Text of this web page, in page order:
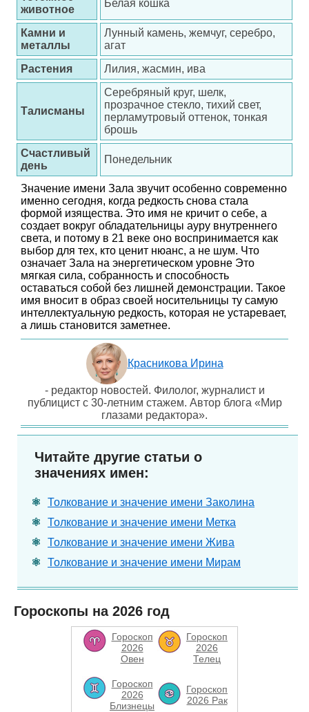
животное
Белая кошка
Камни и
металлы
Лунный камень, жемчуг, серебро,
агат
Растения
Лилия, жасмин, ива
Талисманы
Серебряный круг, шелк,
прозрачное стекло, тихий свет,
перламутровый оттенок, тонкая
брошь
Счастливый
день
Понедельник
Значение имени Зала звучит особенно современно
именно сегодня, когда редкость снова стала
формой изящества. Это имя не кричит о себе, а
создает вокруг обладательницы ауру внутреннего
света, и потому в 21 веке оно воспринимается как
выбор для тех, кто ценит нюанс, а не шум. Что
означает Зала на энергетическом уровне Это
мягкая сила, собранность и способность
оставаться собой без лишней демонстрации. Такое
имя вносит в образ своей носительницы ту самую
интеллектуальную редкость, которая не устаревает,
а лишь становится заметнее.
Красникова Ирина
- редактор новостей. Филолог, журналист и
публицист с 30-летним стажем. Автор блога «Мир
глазами редактора».
Читайте другие статьи о
значениях имен:
Толкование и значение имени Заколина
Толкование и значение имени Метка
Толкование и значение имени Жива
Толкование и значение имени Мирам
Гороскопы на 2026 год
Гороскоп
2026
Овен
Гороскоп
2026
Телец
Гороскоп
2026
Близнецы
Гороскоп
2026 Рак